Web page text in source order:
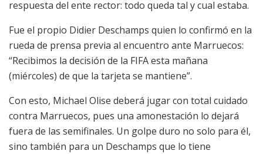
respuesta del ente rector: todo queda tal y cual estaba.
Fue el propio Didier Deschamps quien lo confirmó en la
rueda de prensa previa al encuentro ante Marruecos:
“Recibimos la decisión de la FIFA esta mañana
(miércoles) de que la tarjeta se mantiene”.
Con esto, Michael Olise deberá jugar con total cuidado
contra Marruecos, pues una amonestación lo dejará
fuera de las semifinales. Un golpe duro no solo para él,
sino también para un Deschamps que lo tiene